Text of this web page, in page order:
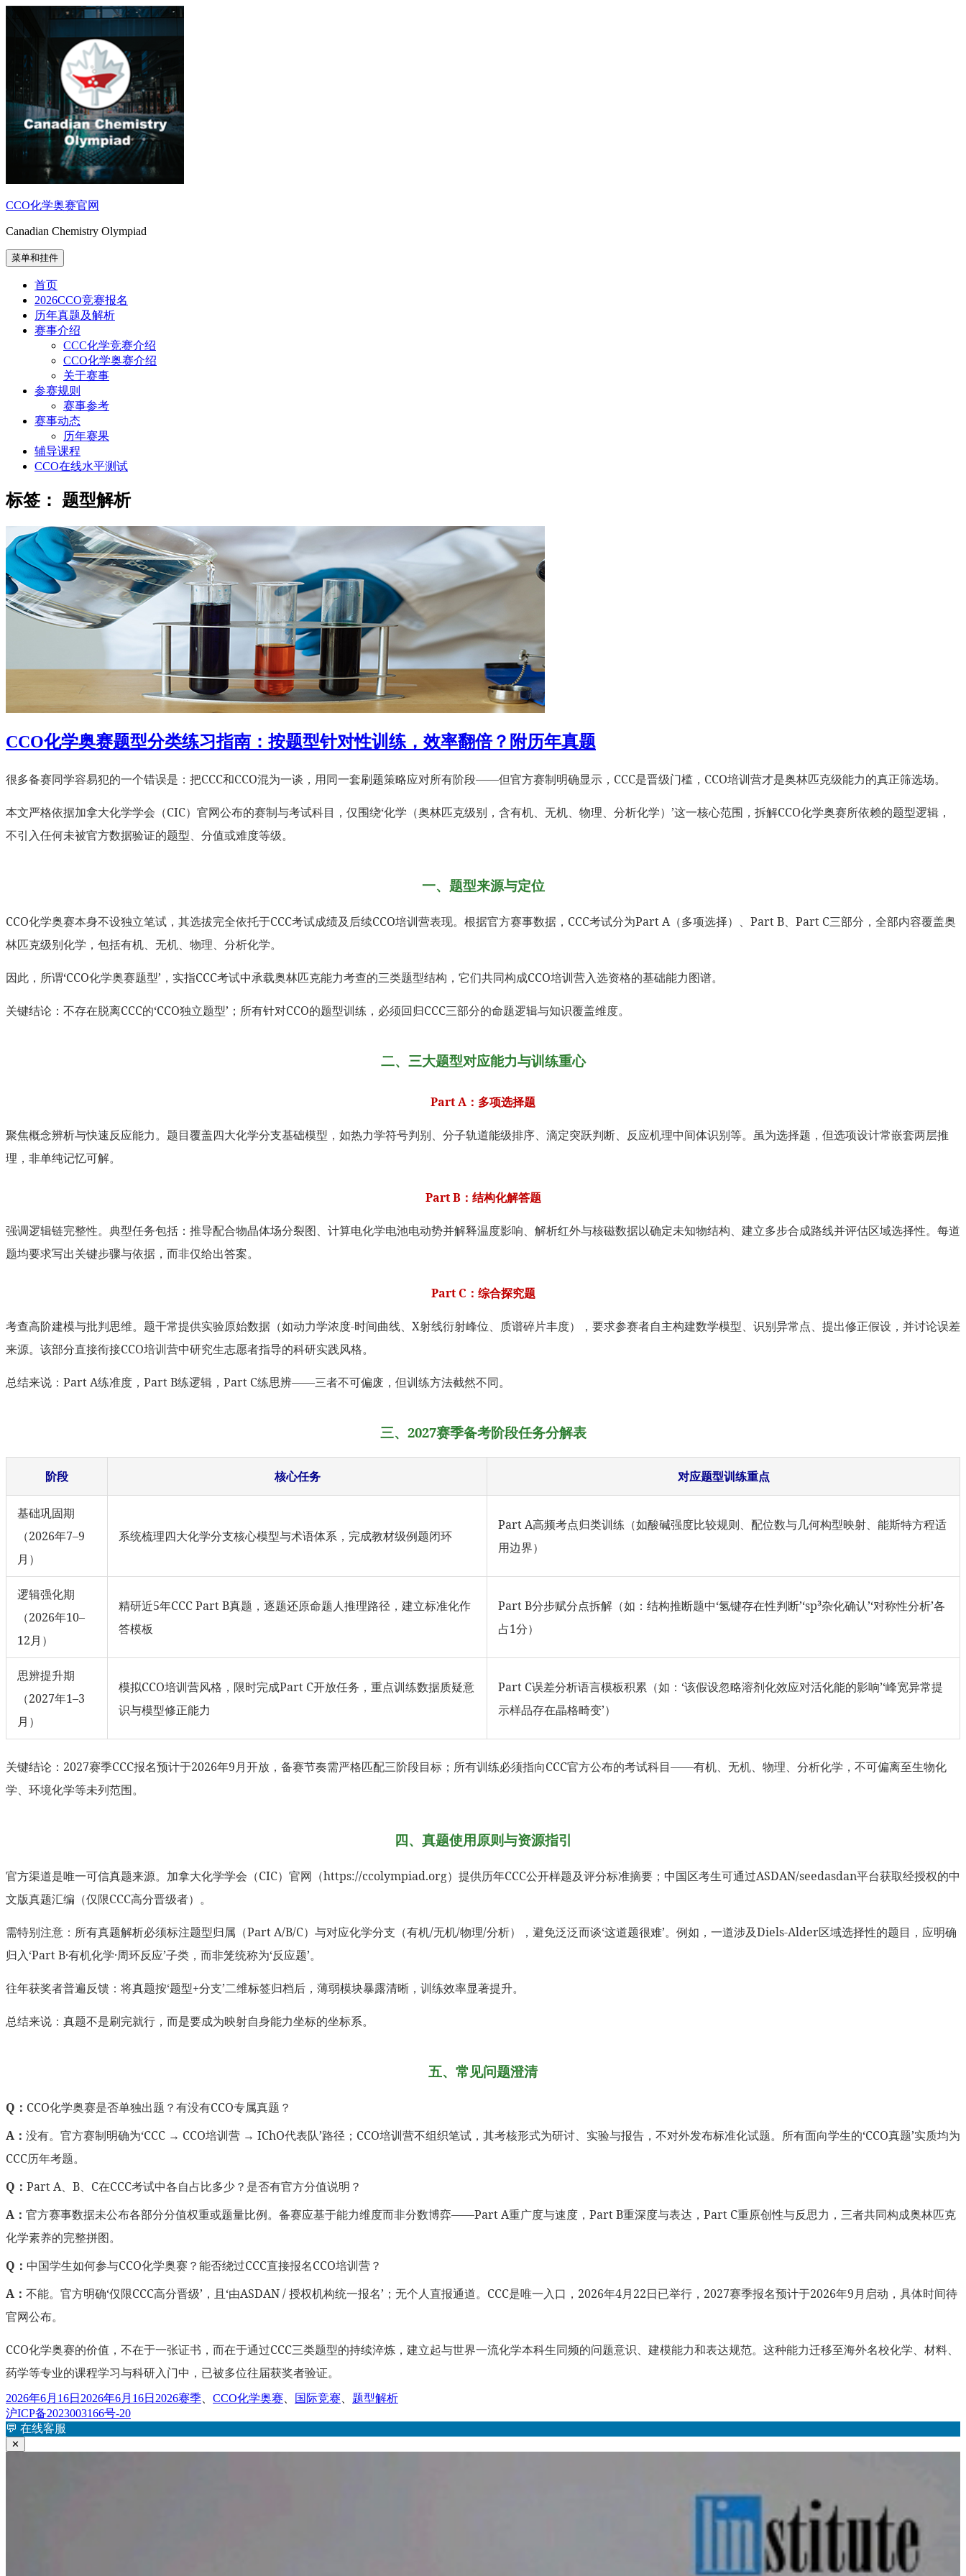
CCO化学奥赛官网
Canadian Chemistry Olympiad
菜单和挂件
首页
2026CCO竞赛报名
历年真题及解析
赛事介绍
CCC化学竞赛介绍
CCO化学奥赛介绍
关于赛事
参赛规则
赛事参考
赛事动态
历年赛果
辅导课程
CCO在线水平测试
标签： 题型解析
CCO化学奥赛题型分类练习指南：按题型针对性训练，效率翻倍？附历年真题
很多备赛同学容易犯的一个错误是：把CCC和CCO混为一谈，用同一套刷题策略应对所有阶段——但官方赛制明确显示，CCC是晋级门槛，CCO培训营才是奥林匹克级能力的真正筛选场。
本文严格依据加拿大化学学会（CIC）官网公布的赛制与考试科目，仅围绕‘化学（奥林匹克级别，含有机、无机、物理、分析化学）’这一核心范围，拆解CCO化学奥赛所依赖的题型逻辑，
不引入任何未被官方数据验证的题型、分值或难度等级。
一、题型来源与定位
CCO化学奥赛本身不设独立笔试，其选拔完全依托于CCC考试成绩及后续CCO培训营表现。根据官方赛事数据，CCC考试分为Part A（多项选择）、Part B、Part C三部分，全部内容覆盖奥
林匹克级别化学，包括有机、无机、物理、分析化学。
因此，所谓‘CCO化学奥赛题型’，实指CCC考试中承载奥林匹克能力考查的三类题型结构，它们共同构成CCO培训营入选资格的基础能力图谱。
关键结论：不存在脱离CCC的‘CCO独立题型’；所有针对CCO的题型训练，必须回归CCC三部分的命题逻辑与知识覆盖维度。
二、三大题型对应能力与训练重心
Part A：多项选择题
聚焦概念辨析与快速反应能力。题目覆盖四大化学分支基础模型，如热力学符号判别、分子轨道能级排序、滴定突跃判断、反应机理中间体识别等。虽为选择题，但选项设计常嵌套两层推
理，非单纯记忆可解。
Part B：结构化解答题
强调逻辑链完整性。典型任务包括：推导配合物晶体场分裂图、计算电化学电池电动势并解释温度影响、解析红外与核磁数据以确定未知物结构、建立多步合成路线并评估区域选择性。每道
题均要求写出关键步骤与依据，而非仅给出答案。
Part C：综合探究题
考查高阶建模与批判思维。题干常提供实验原始数据（如动力学浓度-时间曲线、X射线衍射峰位、质谱碎片丰度），要求参赛者自主构建数学模型、识别异常点、提出修正假设，并讨论误差
来源。该部分直接衔接CCO培训营中研究生志愿者指导的科研实践风格。
总结来说：Part A练准度，Part B练逻辑，Part C练思辨——三者不可偏废，但训练方法截然不同。
三、2027赛季备考阶段任务分解表
阶段 核心任务 对应题型训练重点
基础巩固期
（2026年7–9
月）
系统梳理四大化学分支核心模型与术语体系，完成教材级例题闭环
Part A高频考点归类训练（如酸碱强度比较规则、配位数与几何构型映射、能斯特方程适
用边界）
逻辑强化期
（2026年10–
12月）
精研近5年CCC Part B真题，逐题还原命题人推理路径，建立标准化作
答模板
Part B分步赋分点拆解（如：结构推断题中‘氢键存在性判断’‘sp³杂化确认’‘对称性分析’各
占1分）
思辨提升期
（2027年1–3
月）
模拟CCO培训营风格，限时完成Part C开放任务，重点训练数据质疑意
识与模型修正能力
Part C误差分析语言模板积累（如：‘该假设忽略溶剂化效应对活化能的影响’‘峰宽异常提
示样品存在晶格畸变’）
关键结论：2027赛季CCC报名预计于2026年9月开放，备赛节奏需严格匹配三阶段目标；所有训练必须指向CCC官方公布的考试科目——有机、无机、物理、分析化学，不可偏离至生物化
学、环境化学等未列范围。
四、真题使用原则与资源指引
官方渠道是唯一可信真题来源。加拿大化学学会（CIC）官网（https://ccolympiad.org）提供历年CCC公开样题及评分标准摘要；中国区考生可通过ASDAN/seedasdan平台获取经授权的中
文版真题汇编（仅限CCC高分晋级者）。
需特别注意：所有真题解析必须标注题型归属（Part A/B/C）与对应化学分支（有机/无机/物理/分析），避免泛泛而谈‘这道题很难’。例如，一道涉及Diels-Alder区域选择性的题目，应明确
归入‘Part B·有机化学·周环反应’子类，而非笼统称为‘反应题’。
往年获奖者普遍反馈：将真题按‘题型+分支’二维标签归档后，薄弱模块暴露清晰，训练效率显著提升。
总结来说：真题不是刷完就行，而是要成为映射自身能力坐标的坐标系。
五、常见问题澄清
Q： CCO化学奥赛是否单独出题？有没有CCO专属真题？
A： 没有。官方赛制明确为‘CCC → CCO培训营 → IChO代表队’路径；CCO培训营不组织笔试，其考核形式为研讨、实验与报告，不对外发布标准化试题。所有面向学生的‘CCO真题’实质均为
CCC历年考题。
Q： Part A、B、C在CCC考试中各自占比多少？是否有官方分值说明？
A： 官方赛事数据未公布各部分分值权重或题量比例。备赛应基于能力维度而非分数博弈——Part A重广度与速度，Part B重深度与表达，Part C重原创性与反思力，三者共同构成奥林匹克
化学素养的完整拼图。
Q： 中国学生如何参与CCO化学奥赛？能否绕过CCC直接报名CCO培训营？
A： 不能。官方明确‘仅限CCC高分晋级’，且‘由ASDAN / 授权机构统一报名’；无个人直报通道。CCC是唯一入口，2026年4月22日已举行，2027赛季报名预计于2026年9月启动，具体时间待
官网公布。
CCO化学奥赛的价值，不在于一张证书，而在于通过CCC三类题型的持续淬炼，建立起与世界一流化学本科生同频的问题意识、建模能力和表达规范。这种能力迁移至海外名校化学、材料、
药学等专业的课程学习与科研入门中，已被多位往届获奖者验证。
发
布
于
2026年6月16日 2026年6月16日 标
2026赛季 CCO化学奥赛 国际竞赛
题型解析
沪ICP备2023003166号-20
💬 在线客服
✕